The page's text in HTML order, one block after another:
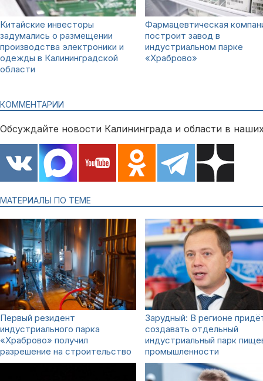
Китайские инвесторы
задумались о размещении
производства электроники и
одежды в Калининградской
области
Фармацевтическая
построит завод в
индустриальном парке
«Храброво»
КОММЕНТАРИИ
Обсуждайте новости Калининграда и области в
МАТЕРИАЛЫ ПО ТЕМЕ
Первый резидент
индустриального парка
«Храброво» получил
разрешение на строительство
Зарудный: В регионе
создавать отдельный
индустриальный парк
промышленности